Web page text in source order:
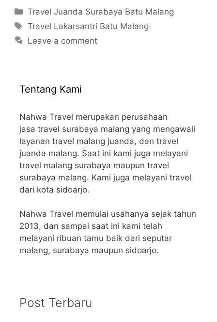
Categories
Travel Juanda Surabaya Batu Malang
Tags
Travel Lakarsantri Batu Malang
Leave a comment
Tentang Kami
Nahwa Travel merupakan perusahaan
jasa travel surabaya malang yang mengawali
layanan travel malang juanda, dan travel
juanda malang. Saat ini kami juga melayani
travel malang surabaya maupun travel
surabaya malang. Kami juga melayani travel
dari kota sidoarjo.
Nahwa Travel memulai usahanya sejak tahun
2013, dan sampai saat ini kami telah
melayani ribuan tamu baik dari seputar
malang, surabaya maupun sidoarjo.
Post Terbaru